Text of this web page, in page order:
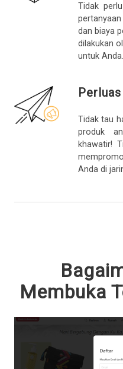
Tidak
dan biaya
dilakukan
untuk Anda.
Tidak tau
produk
khawatir!
Anda di
Membuka